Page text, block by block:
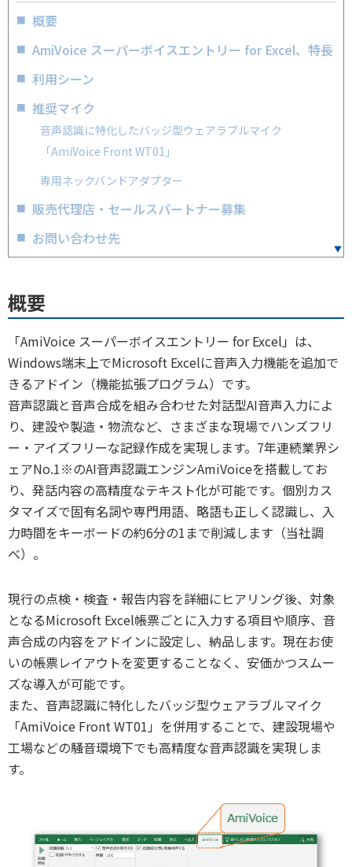
概要
AmiVoice スーパーボイスエントリー for Excel、特長
利用シーン
推奨マイク
音声認識に特化したバッジ型ウェアラブルマイク​
「AmiVoice Front WT01」
専用ネックバンドアダプター
販売代理店・セールスパートナー募集
お問い合わせ先
概要
「AmiVoice スーパーボイスエントリー for Excel」は、
Windows端末上でMicrosoft Excelに音声入力機能を追加で
きるアドイン（機能拡張プログラム）です。
音声認識と音声合成を組み合わせた対話型AI音声入力によ
り、建設や製造・物流など、さまざまな現場でハンズフリ
ー・アイズフリーな記録作成を実現します。7年連続業界シ
ェアNo.1※のAI音声認識エンジンAmiVoiceを搭載してお
り、発話内容の高精度なテキスト化が可能です。個別カス
タマイズで固有名詞や専門用語、略語も正しく認識し、入
力時間をキーボードの約6分の1まで削減します（当社調
べ）。
現行の点検・検査・報告内容を詳細にヒアリング後、対象
となるMicrosoft Excel帳票ごとに入力する項目や順序、音
声合成の内容をアドインに設定し、納品します。現在お使
いの帳票レイアウトを変更することなく、安価かつスムー
ズな導入が可能です。
また、音声認識に特化したバッジ型ウェアラブルマイク
「AmiVoice Front WT01」を併用することで、建設現場や
工場などの騒音環境下でも高精度な音声認識を実現しま
す。